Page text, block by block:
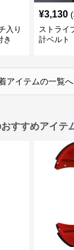
入り
き
¥3,130
ストライ
計ベルト
アイテムの一覧へ
すすめアイテ